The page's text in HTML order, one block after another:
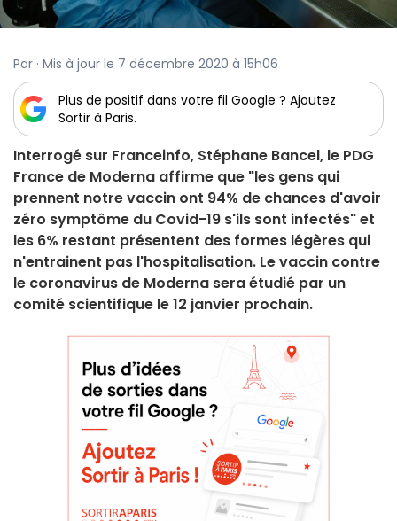
Par · Mis à jour le 7 décembre 2020 à 15h06
Plus de positif dans votre fil Google ? Ajoutez
Sortir à Paris.
Interrogé sur Franceinfo, Stéphane Bancel, le PDG
France de Moderna affirme que "les gens qui
prennent notre vaccin ont 94% de chances d'avoir
zéro symptôme du Covid-19 s'ils sont infectés" et
les 6% restant présentent des formes légères qui
n'entrainent pas l'hospitalisation. Le vaccin contre
le coronavirus de Moderna sera étudié par un
comité scientifique le 12 janvier prochain.